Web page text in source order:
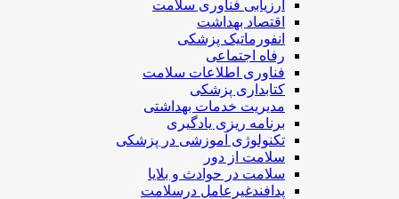
ارزیابی فناوری سلامت
اقتصاد بهداشت
انفورماتیک پزشکی
رفاه اجتماعی
فناوری اطلاعات سلامت
کتابداری پزشکی
مديريت خدمات بهداشتی
برنامه ریزی یادگیری
تکنولوژی آموزشی در پزشکی
سلامت از دور
سلامت در حوادث و بلایا
پدافندغیرعامل درسلامت